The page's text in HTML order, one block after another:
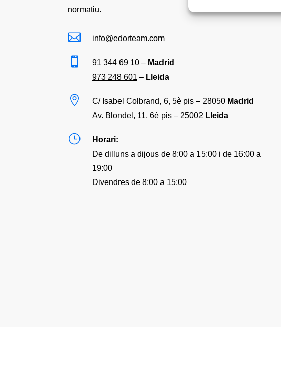
normatiu.
 info@edorteam.com
 91 344 69 10– Madrid
973 248 601 – Lleida
 C/ Isabel Colbrand, 6, 5è pis – 28050 Madrid
Av. Blondel, 11, 6è pis – 25002 Lleida
}
Horari:
De dilluns a dijous de 8:00 a 15:00 i de 16:00 a
19:00
Divendres de 8:00 a 15:00